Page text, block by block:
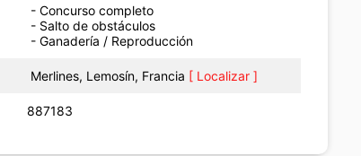
- Concurso completo
- Salto de obstáculos
- Ganadería / Reproducción
Merlines, Lemosín, Francia [ Localizar ]
887183